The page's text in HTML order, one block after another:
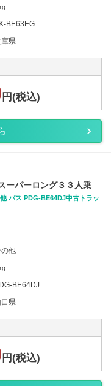
BE63EG
県
円(税込)
ーパーロング３３人乗
バス PDG-BE64DJ中古トラッ
の他
BE64DJ
口県
円(税込)